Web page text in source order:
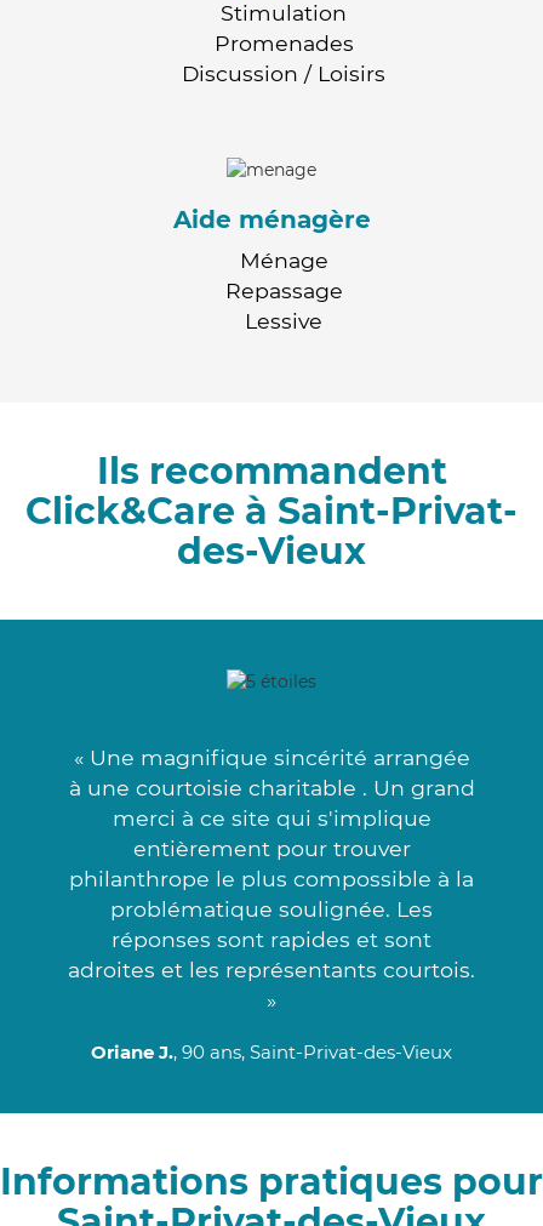
Stimulation
Promenades
Discussion / Loisirs
Aide ménagère
Ménage
Repassage
Lessive
Ils recommandent
Click&Care à Saint-Privat-
des-Vieux
« Une magnifique sincérité arrangée
à une courtoisie charitable . Un grand
merci à ce site qui s'implique
entièrement pour trouver
philanthrope le plus compossible à la
problématique soulignée. Les
réponses sont rapides et sont
adroites et les représentants courtois.
»
Oriane J., 90 ans, Saint-Privat-des-Vieux
Informations pratiques pour